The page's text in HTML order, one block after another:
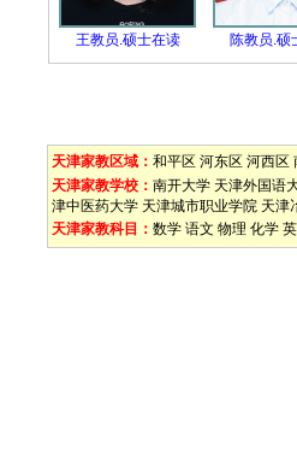
王教员.硕士在读 陈教员.硕
天津家教区域： 和平区 河东区 河西区
天津家教学校： 南开大学 天津外国语
津中医药大学 天津城市职业学院 天津
天津家教科目： 数学 语文 物理 化学